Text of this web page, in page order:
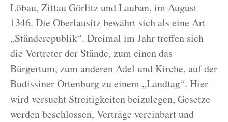
Löbau, Zittau Görlitz und Lauban, im August
1346. Die Oberlausitz bewährt sich als eine Art
„Ständerepublik“. Dreimal im Jahr treffen sich
die Vertreter der Stände, zum einen das
Bürgertum, zum anderen Adel und Kirche, auf der
Budissiner Ortenburg zu einem „Landtag“. Hier
wird versucht Streitigkeiten beizulegen, Gesetze
werden beschlossen, Verträge vereinbart und